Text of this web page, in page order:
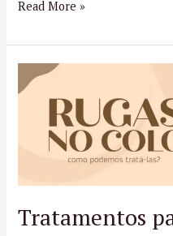
Read More »
Tratamentos
Tratamentos
para